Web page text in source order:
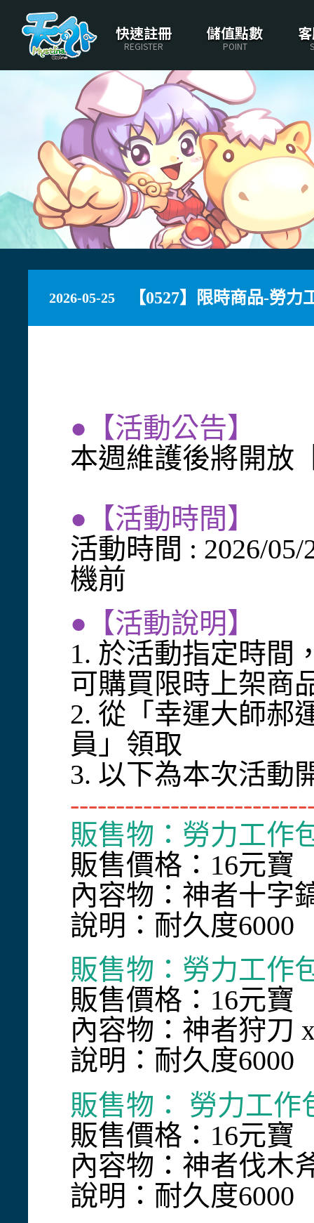
快速註冊
REGISTER
儲值點數
POINT
2026-05-25 【0527】限時商品-勞力
●【活動公告】
本週維護後將開放
●【活動時間】
活動時間 : 2026/
機前
●【活動說明】
1. 於活動指定時間
可購買限時上架商
2. 從「幸運大師郝
員」領取
3. 以下為本次活動
販售物：勞力工作
販售價格：16元寶
內容物：神者十字
說明：耐久度6000
販售物：勞力工作
販售價格：16元寶
內容物：神者狩刀
說明：耐久度6000
販售物： 勞力工作
販售價格：16元寶
內容物：神者伐木
說明：耐久度6000